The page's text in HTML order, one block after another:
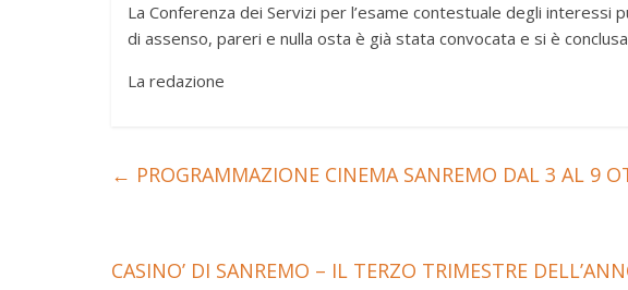
La Conferenza dei Servizi per l’esame contestuale degli interessi
di assenso, pareri e nulla osta è già stata convocata e si è
La redazione
← PROGRAMMAZIONE CINEMA SANREMO DAL 3 AL 9
CASINO’ DI SANREMO – IL TERZO TRIMESTRE